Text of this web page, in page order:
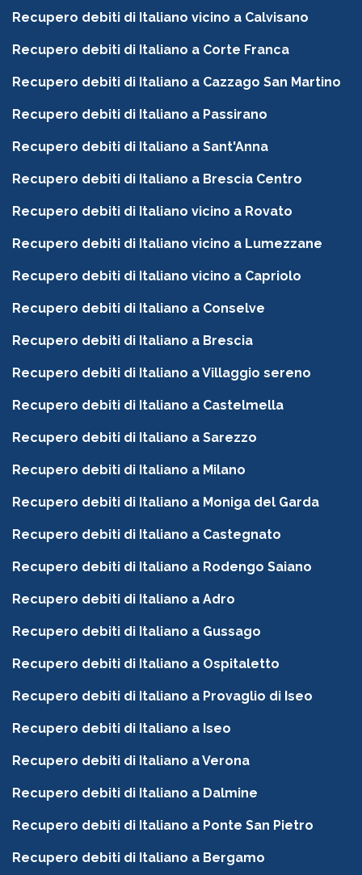
Recupero debiti di Italiano vicino a Calvisano
Recupero debiti di Italiano a Corte Franca
Recupero debiti di Italiano a Cazzago San Martino
Recupero debiti di Italiano a Passirano
Recupero debiti di Italiano a Sant'Anna
Recupero debiti di Italiano a Brescia Centro
Recupero debiti di Italiano vicino a Rovato
Recupero debiti di Italiano vicino a Lumezzane
Recupero debiti di Italiano vicino a Capriolo
Recupero debiti di Italiano a Conselve
Recupero debiti di Italiano a Brescia
Recupero debiti di Italiano a Villaggio sereno
Recupero debiti di Italiano a Castelmella
Recupero debiti di Italiano a Sarezzo
Recupero debiti di Italiano a Milano
Recupero debiti di Italiano a Moniga del Garda
Recupero debiti di Italiano a Castegnato
Recupero debiti di Italiano a Rodengo Saiano
Recupero debiti di Italiano a Adro
Recupero debiti di Italiano a Gussago
Recupero debiti di Italiano a Ospitaletto
Recupero debiti di Italiano a Provaglio di Iseo
Recupero debiti di Italiano a Iseo
Recupero debiti di Italiano a Verona
Recupero debiti di Italiano a Dalmine
Recupero debiti di Italiano a Ponte San Pietro
Recupero debiti di Italiano a Bergamo